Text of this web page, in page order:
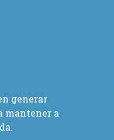
generar
mantener a